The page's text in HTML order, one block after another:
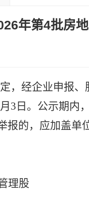
年第4批房
，经企业申报、
月 3 日。公示期内，
报的，应加盖单
理股